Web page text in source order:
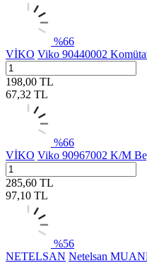
%66
VİKO Viko 90440002
198,00 TL
67,32 TL
%66
VİKO Viko 90967002 K/M
285,60 TL
97,10 TL
%56
NETELSAN Netelsan